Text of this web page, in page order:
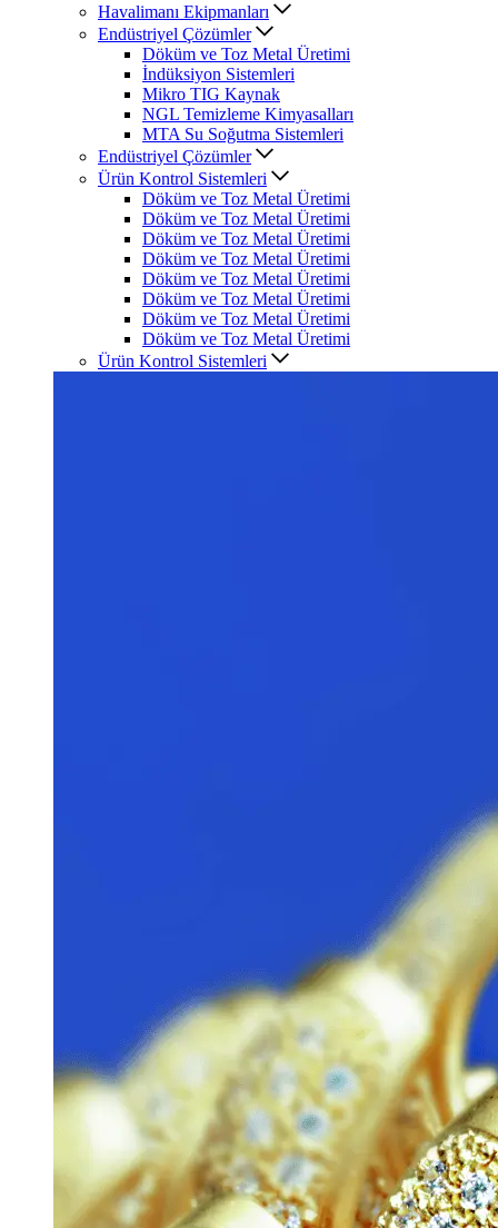
Havalimanı Ekipmanları
Endüstriyel Çözümler
Döküm ve Toz Metal Üretimi
İndüksiyon Sistemleri
Mikro TIG Kaynak
NGL Temizleme Kimyasalları
MTA Su Soğutma Sistemleri
Endüstriyel Çözümler
Ürün Kontrol Sistemleri
Döküm ve Toz Metal Üretimi
Döküm ve Toz Metal Üretimi
Döküm ve Toz Metal Üretimi
Döküm ve Toz Metal Üretimi
Döküm ve Toz Metal Üretimi
Döküm ve Toz Metal Üretimi
Döküm ve Toz Metal Üretimi
Döküm ve Toz Metal Üretimi
Ürün Kontrol Sistemleri